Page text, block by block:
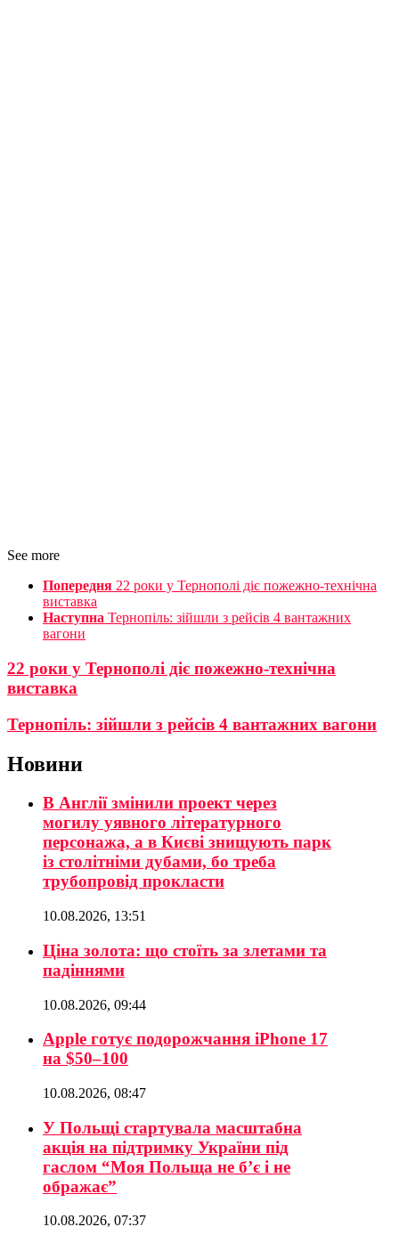
See more
Попередня 22 роки у Тернополі діє пожежно-технічна
виставка
Наступна Тернопіль: зійшли з рейсів 4 вантажних
вагони
22 роки у Тернополі діє пожежно-технічна
виставка
Тернопіль: зійшли з рейсів 4 вантажних вагони
Новини
В Англії змінили проект через
могилу уявного літературного
персонажа, а в Києві знищують парк
із столітніми дубами, бо треба
трубопровід прокласти
10.08.2026, 13:51
Ціна золота: що стоїть за злетами та
падіннями
10.08.2026, 09:44
Apple готує подорожчання iPhone 17
на $50–100
10.08.2026, 08:47
У Польщі стартувала масштабна
акція на підтримку України під
гаслом “Моя Польща не б’є і не
ображає”
10.08.2026, 07:37